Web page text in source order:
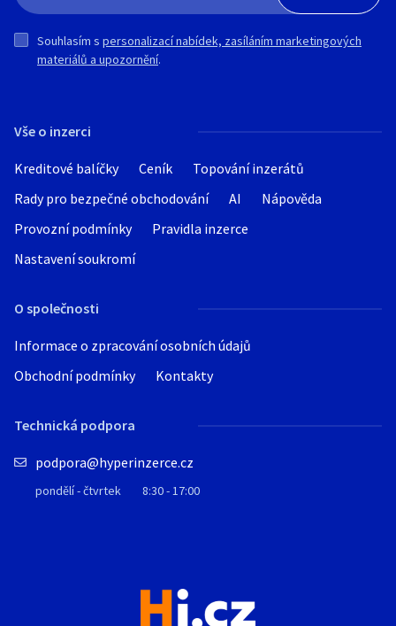
Vše o inzerci
Kreditové balíčky Ceník
Topování inzerátů
Rady pro bezpečné obchodování
AI
Nápověda
Provozní podmínky
Pravidla inzerce
Nastavení soukromí
O společnosti
Informace o zpracování osobních údajů
Obchodní podmínky
Kontakty
Technická podpora
podpora@hyperinzerce.cz
pondělí - čtvrtek 8:30 - 17:00
Souhlasím s personalizací nabídek, zasíláním marketingových
materiálů a upozornění.